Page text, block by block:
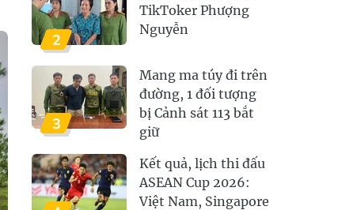
2
TikToker Phượng
Nguyễn
3
Mang ma túy đi trên
đường, 1 đối tượng
bị Cảnh sát 113 bắt
giữ
Kết quả, lịch thi đấu
ASEAN Cup 2026:
Việt Nam, Singapore